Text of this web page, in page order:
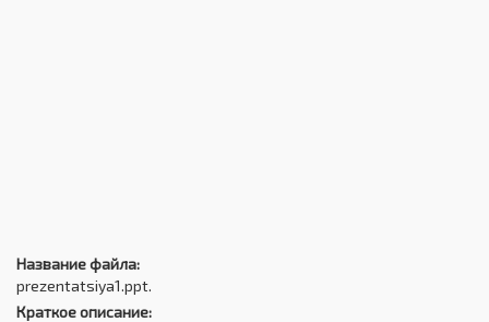
Название файла:
prezentatsiya1.ppt.
Краткое описание: